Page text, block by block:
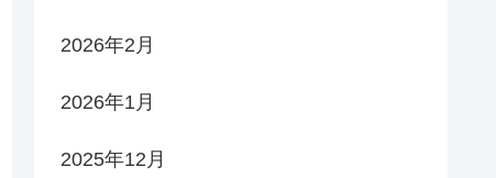
2026年2月
2026年1月
2025年12月